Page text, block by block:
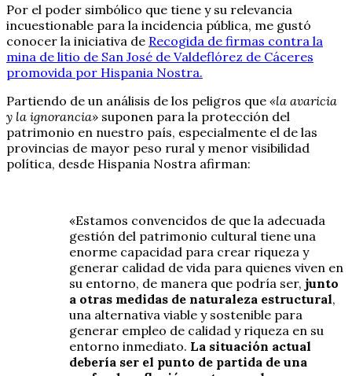
Por el poder simbólico que tiene y su relevancia
incuestionable para la incidencia pública, me gustó
conocer la iniciativa de Recogida de firmas contra la
mina de litio de San José de Valdeflórez de Cáceres
promovida por Hispania Nostra.
Partiendo de un análisis de los peligros que «la avaricia
y la ignorancia» suponen para la protección del
patrimonio en nuestro país, especialmente el de las
provincias de mayor peso rural y menor visibilidad
política, desde Hispania Nostra afirman:
«Estamos convencidos de que la adecuada
gestión del patrimonio cultural tiene una
enorme capacidad para crear riqueza y
generar calidad de vida para quienes viven en
su entorno, de manera que podría ser, junto
a otras medidas de naturaleza estructural,
una alternativa viable y sostenible para
generar empleo de calidad y riqueza en su
entorno inmediato. La situación actual
debería ser el punto de partida de una